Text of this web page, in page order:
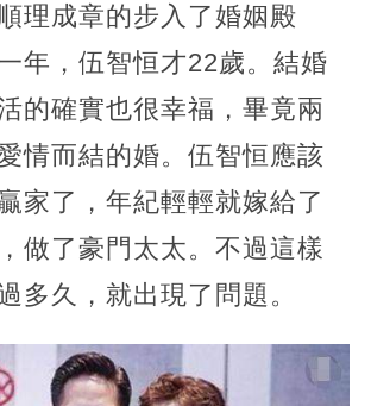
理成章的步入了婚姻殿
年，伍智恒才22歲。結婚
的確實也很幸福，畢竟兩
情而結的婚。伍智恒應該
家了，年紀輕輕就嫁給了
做了豪門太太。不過這樣
多久，就出現了問題。